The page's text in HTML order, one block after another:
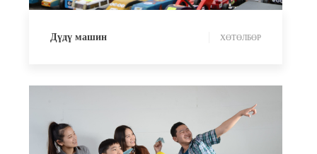
Дүдү машин ХӨТӨЛБӨР